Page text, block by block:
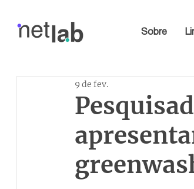
Sobre
9 de fev.